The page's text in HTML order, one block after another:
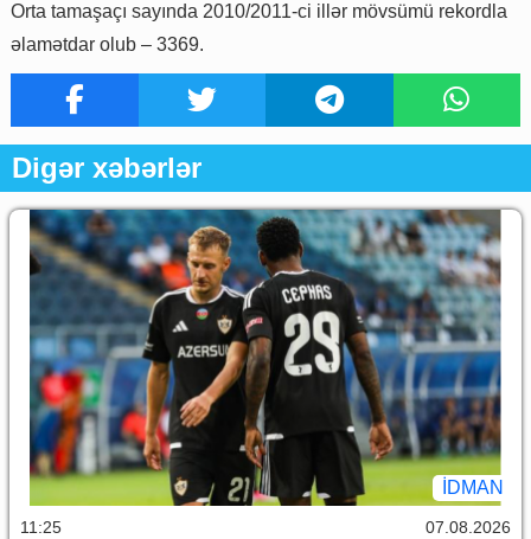
Orta tamaşaçı sayında 2010/2011-ci illər mövsümü rekordla
əlamətdar olub – 3369.
Digər xəbərlər
İDMAN
11:25 07.08.2026